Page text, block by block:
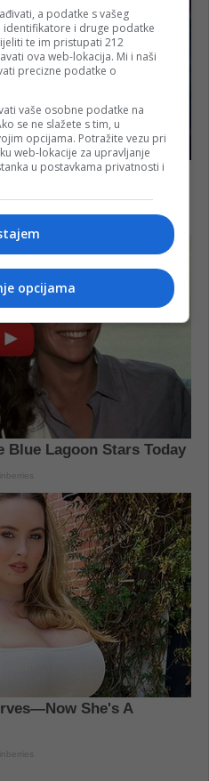
a podatke s vašeg
identifikatore i druge podatke
te im pristupati 212
ova web-lokacija. Mi i naši
precizne podatke o
vaše osobne podatke na
se ne slažete s tim, u
opcijama. Potražite vezu pri
web-lokacije za upravljanje
u postavkama privatnosti i
opcijama